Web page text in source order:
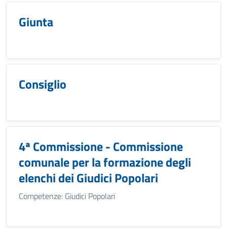
Giunta
Consiglio
4ª Commissione - Commissione
comunale per la formazione degli
elenchi dei Giudici Popolari
Competenze: Giudici Popolari